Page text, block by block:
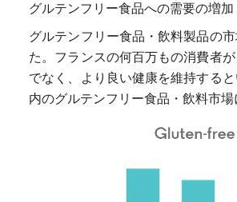
グルテンフリー食品への需要の増加
グルテンフリー食品・飲料製品の
た。フランスの何百万もの消費者
でなく、より良い健康を維持する
内のグルテンフリー食品・飲料市